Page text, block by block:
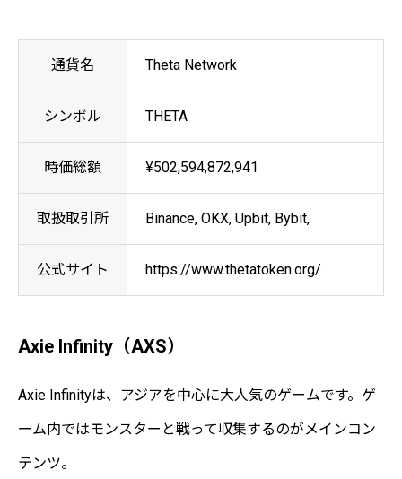
通貨名 Theta Network
シンボル THETA
時価総額 ¥502,594,872,941
取扱取引所 Binance, OKX, Upbit, Bybit,
公式サイト https://www.thetatoken.org/
Axie Infinity（AXS）
Axie Infinityは、アジアを中心に大人気のゲームです。ゲ
ーム内ではモンスターと戦って収集するのがメインコン
テンツ。